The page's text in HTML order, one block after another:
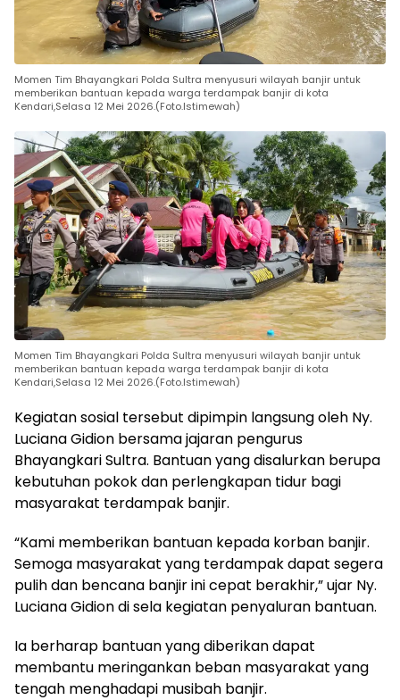
Momen Tim Bhayangkari Polda Sultra menyusuri wilayah banjir untuk
memberikan bantuan kepada warga terdampak banjir di kota
Kendari,Selasa 12 Mei 2026.(Foto.Istimewah)
Momen Tim Bhayangkari Polda Sultra menyusuri wilayah banjir untuk
memberikan bantuan kepada warga terdampak banjir di kota
Kendari,Selasa 12 Mei 2026.(Foto.Istimewah)
Kegiatan sosial tersebut dipimpin langsung oleh Ny.
Luciana Gidion bersama jajaran pengurus
Bhayangkari Sultra. Bantuan yang disalurkan berupa
kebutuhan pokok dan perlengkapan tidur bagi
masyarakat terdampak banjir.
“Kami memberikan bantuan kepada korban banjir.
Semoga masyarakat yang terdampak dapat segera
pulih dan bencana banjir ini cepat berakhir,” ujar Ny.
Luciana Gidion di sela kegiatan penyaluran bantuan.
Ia berharap bantuan yang diberikan dapat
membantu meringankan beban masyarakat yang
tengah menghadapi musibah banjir.